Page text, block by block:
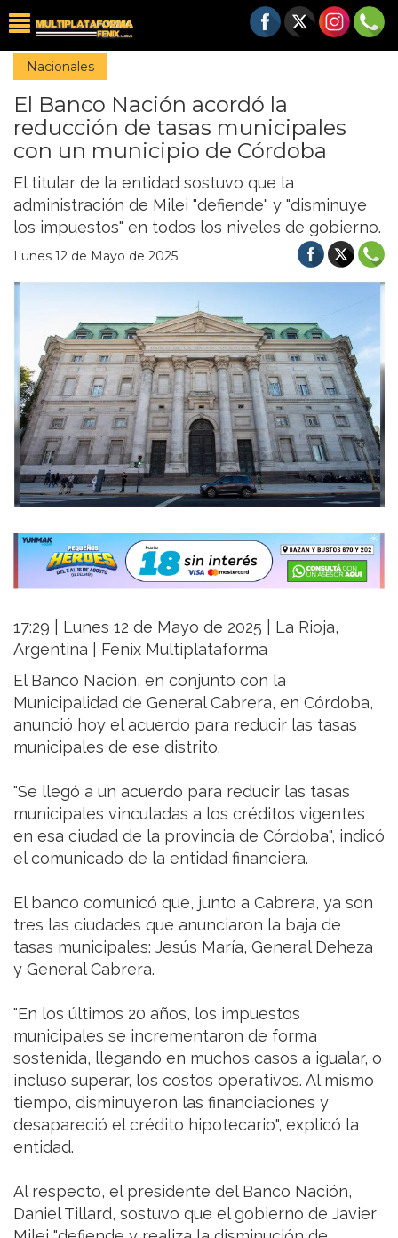
Nacionales
El Banco Nación acordó la
reducción de tasas municipales
con un municipio de Córdoba
El titular de la entidad sostuvo que la
administración de Milei "defiende" y "disminuye
los impuestos" en todos los niveles de gobierno.
Lunes 12 de Mayo de 2025
17:29 | Lunes 12 de Mayo de 2025 | La Rioja,
Argentina | Fenix Multiplataforma
El Banco Nación, en conjunto con la
Municipalidad de General Cabrera, en Córdoba,
anunció hoy el acuerdo para reducir las tasas
municipales de ese distrito.
"Se llegó a un acuerdo para reducir las tasas
municipales vinculadas a los créditos vigentes
en esa ciudad de la provincia de Córdoba", indicó
el comunicado de la entidad financiera.
El banco comunicó que, junto a Cabrera, ya son
tres las ciudades que anunciaron la baja de
tasas municipales: Jesús María, General Deheza
y General Cabrera.
"En los últimos 20 años, los impuestos
municipales se incrementaron de forma
sostenida, llegando en muchos casos a igualar, o
incluso superar, los costos operativos. Al mismo
tiempo, disminuyeron las financiaciones y
desapareció el crédito hipotecario", explicó la
entidad.
Al respecto, el presidente del Banco Nación,
Daniel Tillard, sostuvo que el gobierno de Javier